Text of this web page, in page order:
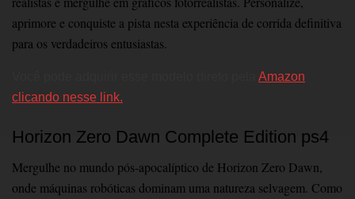
aprimore e conquiste a pista nesta experiência de corrida definitiva
para os verdadeiros entusiastas.
Amazon
clicando nesse link.
Horizon Zero Dawn Complete Edition ps4
Mergulhe no mundo pós-apocalíptico de Horizon Zero Dawn,
onde máquinas robóticas dominam uma natureza selvagem. Como